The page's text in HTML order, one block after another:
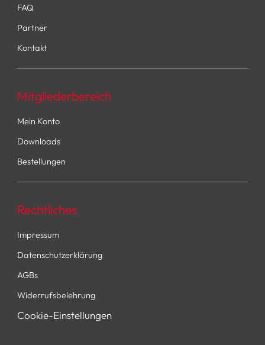
FAQ
Partner
Kontakt
Mitgliederbereich
Mein Konto
Downloads
Bestellungen
Rechtliches
Impressum
Datenschutzerklärung
AGBs
Widerrufsbelehrung
Cookie-Einstellungen